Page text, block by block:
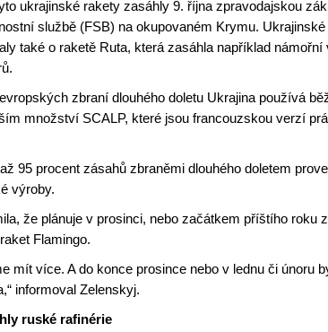
ukrajinské rakety zasáhly 9. října zpravodajskou
službě (FSB) na okupovaném Krymu.
také o raketě Ruta, která zasáhla například námořní
zbraní dlouhého doletu Ukrajina používá
množství SCALP, které jsou francouzskou verzí
95 procent zásahů zbraněmi dlouhého doletem
výroby.
že plánuje v prosinci, nebo začátkem příštího roku
Flamingo.
mít více. A do konce prosince nebo v lednu či únoru
informoval Zelenskyj.
ruské rafinérie